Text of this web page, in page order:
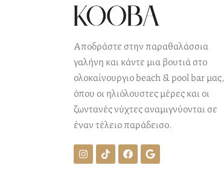
Αποδράστε στην παραθαλάσσια
γαλήνη και κάντε μια βουτιά στο
ολοκαίνουργιο beach & pool bar μας,
όπου οι ηλιόλουστες μέρες και οι
ζωντανές νύχτες αναμιγνύονται σε
έναν τέλειο παράδεισο.